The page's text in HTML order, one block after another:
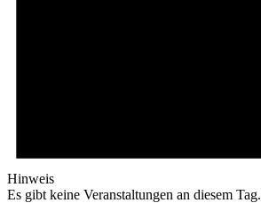
Hinweis
Es gibt keine Veranstaltungen an diesem Tag.